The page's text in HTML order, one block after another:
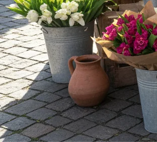
Markttage
Dienstag
Über den